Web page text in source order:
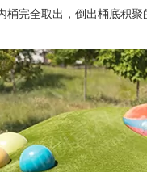
全取出，倒出桶底积聚